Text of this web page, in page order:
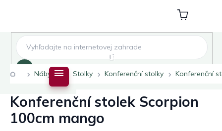
Nákupní
košík
DomůNábytek Stolky Konferenční stolky Konferenční
Konferenční stolek Scorpion
100cm mango